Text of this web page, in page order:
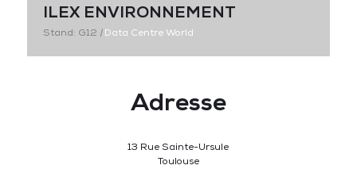
ILEX ENVIRONNEMENT
Stand: G12 |Data Centre World
Adresse
13 Rue Sainte-Ursule
Toulouse